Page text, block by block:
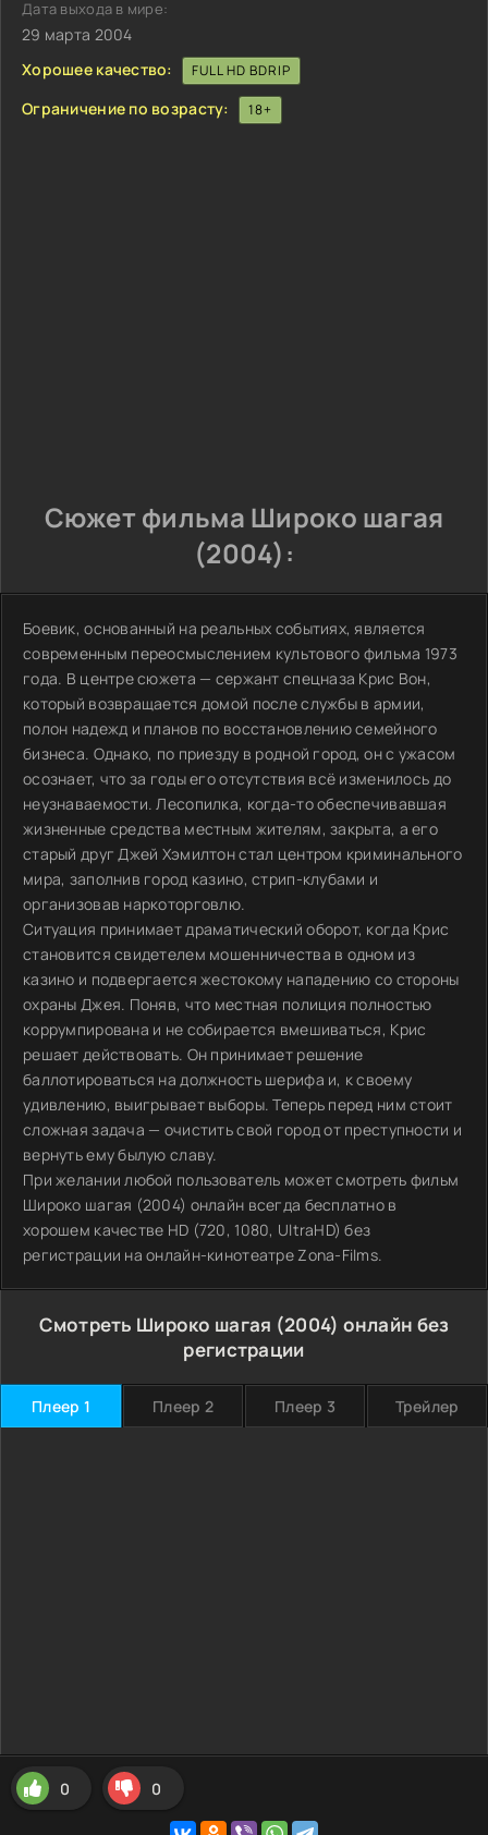
Дата выхода в мире:
29 марта 2004
Хорошее качество:
FULL HD BDRIP
Ограничение по возрасту: 18+
Сюжет фильма Широко шагая
(2004):
Боевик, основанный на реальных событиях, является
современным переосмыслением культового фильма 1973
года. В центре сюжета — сержант спецназа Крис Вон,
который возвращается домой после службы в армии,
полон надежд и планов по восстановлению семейного
бизнеса. Однако, по приезду в родной город, он с ужасом
осознает, что за годы его отсутствия всё изменилось до
неузнаваемости. Лесопилка, когда-то обеспечивавшая
жизненные средства местным жителям, закрыта, а его
старый друг Джей Хэмилтон стал центром криминального
мира, заполнив город казино, стрип-клубами и
организовав наркоторговлю.
Ситуация принимает драматический оборот, когда Крис
становится свидетелем мошенничества в одном из
казино и подвергается жестокому нападению со стороны
охраны Джея. Поняв, что местная полиция полностью
коррумпирована и не собирается вмешиваться, Крис
решает действовать. Он принимает решение
баллотироваться на должность шерифа и, к своему
удивлению, выигрывает выборы. Теперь перед ним стоит
сложная задача — очистить свой город от преступности и
вернуть ему былую славу.
При желании любой пользователь может смотреть фильм
Широко шагая (2004) онлайн всегда бесплатно в
хорошем качестве HD (720, 1080, UltraHD) без
регистрации на онлайн-кинотеатре Zona-Films.
Смотреть Широко шагая (2004) онлайн без
регистрации
Плеер 1 Плеер 2 Плеер 3 Трейлер
0 0